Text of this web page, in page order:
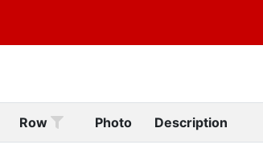
Row Photo Description